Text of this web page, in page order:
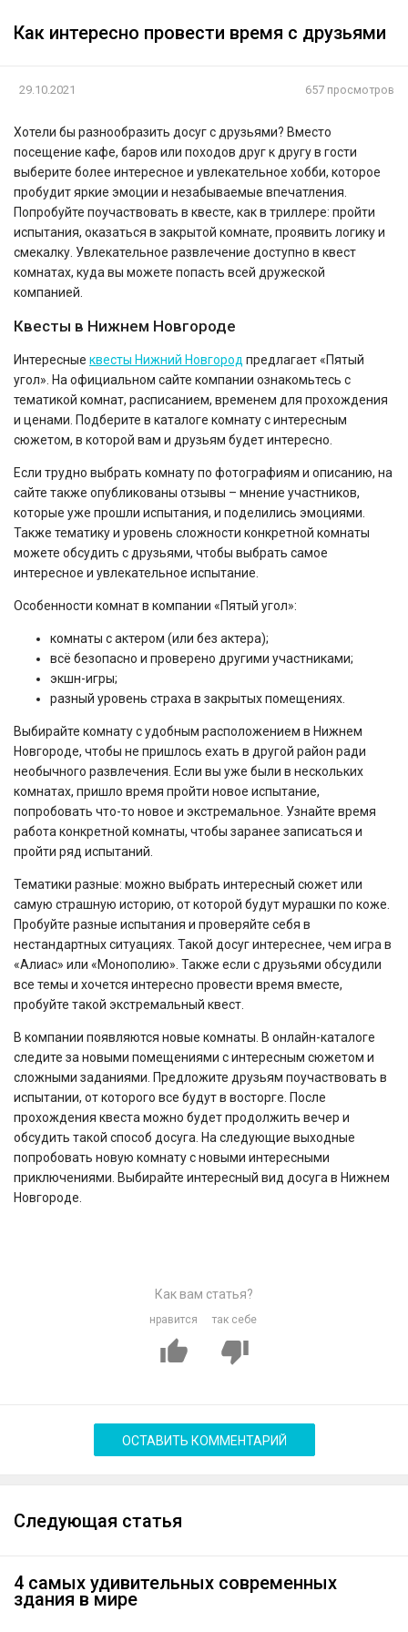
Как интересно провести время с друзьями
657 просмотров
29.10.2021
Хотели бы разнообразить досуг с друзьями? Вместо
посещение кафе, баров или походов друг к другу в гости
выберите более интересное и увлекательное хобби, которое
пробудит яркие эмоции и незабываемые впечатления.
Попробуйте поучаствовать в квесте, как в триллере: пройти
испытания, оказаться в закрытой комнате, проявить логику и
смекалку. Увлекательное развлечение доступно в квест
комнатах, куда вы можете попасть всей дружеской
компанией.
Квесты в Нижнем Новгороде
Интересные квесты Нижний Новгород предлагает «Пятый
угол». На официальном сайте компании ознакомьтесь с
тематикой комнат, расписанием, временем для прохождения
и ценами. Подберите в каталоге комнату с интересным
сюжетом, в которой вам и друзьям будет интересно.
Если трудно выбрать комнату по фотографиям и описанию, на
сайте также опубликованы отзывы – мнение участников,
которые уже прошли испытания, и поделились эмоциями.
Также тематику и уровень сложности конкретной комнаты
можете обсудить с друзьями, чтобы выбрать самое
интересное и увлекательное испытание.
Особенности комнат в компании «Пятый угол»:
комнаты с актером (или без актера);
всё безопасно и проверено другими участниками;
экшн-игры;
разный уровень страха в закрытых помещениях.
Выбирайте комнату с удобным расположением в Нижнем
Новгороде, чтобы не пришлось ехать в другой район ради
необычного развлечения. Если вы уже были в нескольких
комнатах, пришло время пройти новое испытание,
попробовать что-то новое и экстремальное. Узнайте время
работа конкретной комнаты, чтобы заранее записаться и
пройти ряд испытаний.
Тематики разные: можно выбрать интересный сюжет или
самую страшную историю, от которой будут мурашки по коже.
Пробуйте разные испытания и проверяйте себя в
нестандартных ситуациях. Такой досуг интереснее, чем игра в
«Алиас» или «Монополию». Также если с друзьями обсудили
все темы и хочется интересно провести время вместе,
пробуйте такой экстремальный квест.
В компании появляются новые комнаты. В онлайн-каталоге
следите за новыми помещениями с интересным сюжетом и
сложными заданиями. Предложите друзьям поучаствовать в
испытании, от которого все будут в восторге. После
прохождения квеста можно будет продолжить вечер и
обсудить такой способ досуга. На следующие выходные
попробовать новую комнату с новыми интересными
приключениями. Выбирайте интересный вид досуга в Нижнем
Новгороде.
Как вам статья?
нравится так себе
ОСТАВИТЬ КОММЕНТАРИЙ
Следующая статья
4 самых удивительных современных
здания в мире